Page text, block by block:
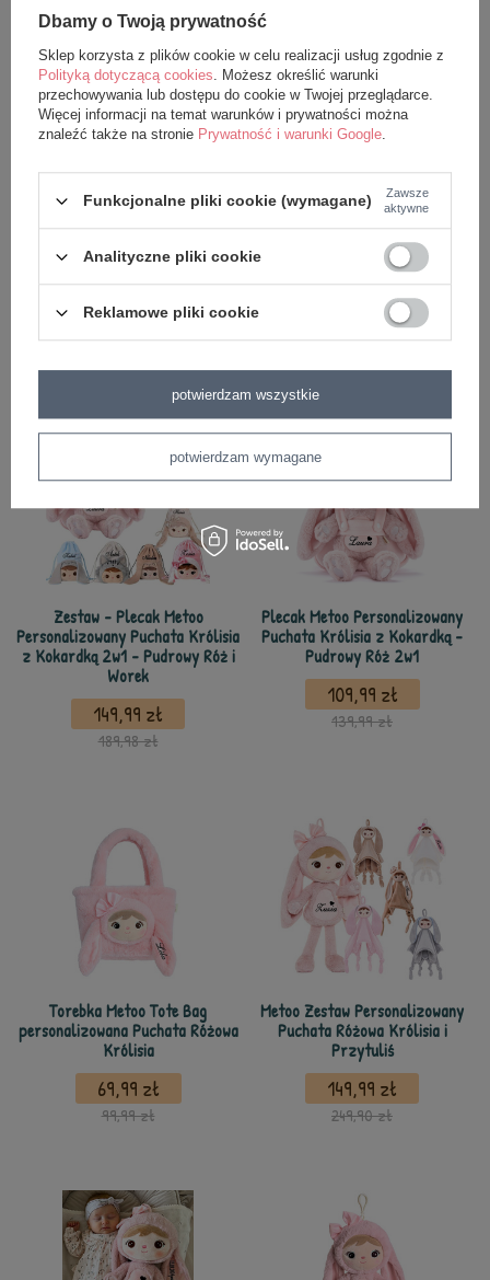
Puchata Królisia z Kokardką -
Pudrowy Róż XL 70 cm
149,99 zł
179,90 zł
Metoo Zestaw Personalizowany
Puchata Różowa Królisia i Mini
Lala
129,99 zł
149,90 zł
Zestaw - Plecak Metoo
Personalizowany Puchata Królisia
z Kokardką 2w1 - Pudrowy Róż i
Worek
149,99 zł
189,98 zł
Plecak Metoo Personalizowany
Puchata Królisia z Kokardką -
Pudrowy Róż 2w1
109,99 zł
139,99 zł
Torebka Metoo Tote Bag
personalizowana Puchata Różowa
Królisia
69,99 zł
99,99 zł
Metoo Zestaw Personalizowany
Puchata Różowa Królisia i
Przytuliś
149,99 zł
249,90 zł
Dbamy o Twoją prywatność
Sklep korzysta z plików cookie w celu realizacji usług zgodnie z
Polityką dotyczącą cookies. Możesz określić warunki
przechowywania lub dostępu do cookie w Twojej przeglądarce.
Więcej informacji na temat warunków i prywatności można
znaleźć także na stronie Prywatność i warunki Google.
Funkcjonalne pliki cookie (wymagane)
Zawsze
aktywne
Analityczne pliki cookie
Reklamowe pliki cookie
potwierdzam wymagane
potwierdzam wszystkie